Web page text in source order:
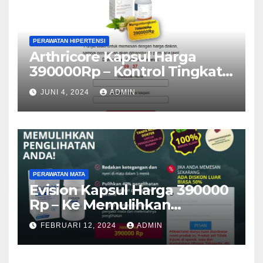
PERAWATAN HIPERTENSI
Arthricore Kapsul Harga
390000Rp – Kontrol Tingkat
Hipertensi (Indonesia)
JUNI 4, 2024 ADMIN
PERAWATAN MATA
Evision Kapsul Harga 390000
Rp – Ke Memulihkan
Penglihatan (Indonesia)
FEBRUARI 12, 2024 ADMIN